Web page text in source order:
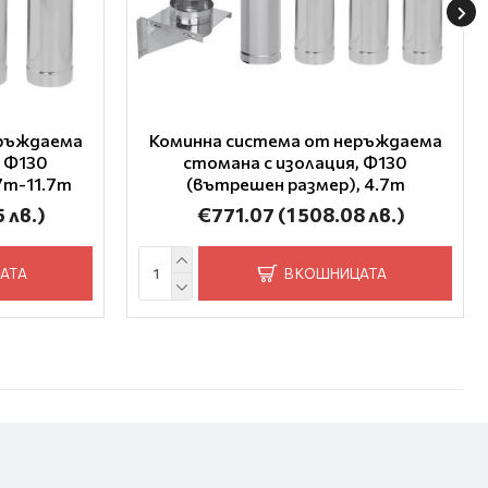
Ф130
11.7m
лв.)
Коминна система от неръждаема
стомана с изолация, Ф130
(вътрешен размер), 4.7m
€771.07 (1 508.08 лв.)
В КОШНИЦАТА